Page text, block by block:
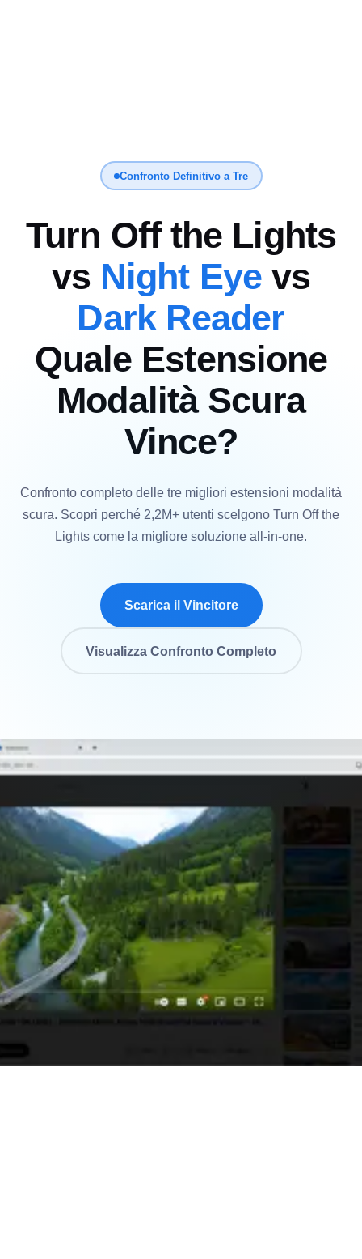
Confronto Definitivo a Tre
Turn Off the Lights
vs Night Eyevs
Dark Reader
Quale Estensione
Modalità Scura
Vince?
Confronto completo delle tre migliori estensioni modalità
scura. Scopri perché 2,2M+ utenti scelgono Turn Off the
Lights come la migliore soluzione all-in-one.
Scarica il Vincitore
Visualizza Confronto Completo